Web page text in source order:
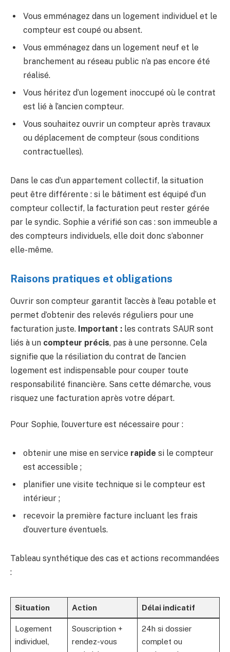
Vous emménagez dans un logement individuel et le
compteur est coupé ou absent.
Vous emménagez dans un logement neuf et le
branchement au réseau public n’a pas encore été
réalisé.
Vous héritez d’un logement inoccupé où le contrat
est lié à l’ancien compteur.
Vous souhaitez ouvrir un compteur après travaux
ou déplacement de compteur (sous conditions
contractuelles).
Dans le cas d’un appartement collectif, la situation
peut être différente : si le bâtiment est équipé d’un
compteur collectif, la facturation peut rester gérée
par le syndic. Sophie a vérifié son cas : son immeuble a
des compteurs individuels, elle doit donc s’abonner
elle-même.
Raisons pratiques et obligations
Ouvrir son compteur garantit l’accès à l’eau potable et
permet d’obtenir des relevés réguliers pour une
facturation juste. Important : les contrats SAUR sont
liés à un compteur précis, pas à une personne. Cela
signifie que la résiliation du contrat de l’ancien
logement est indispensable pour couper toute
responsabilité financière. Sans cette démarche, vous
risquez une facturation après votre départ.
Pour Sophie, l’ouverture est nécessaire pour :
obtenir une mise en service rapide si le compteur
est accessible ;
planifier une visite technique si le compteur est
intérieur ;
recevoir la première facture incluant les frais
d’ouverture éventuels.
Tableau synthétique des cas et actions recommandées
:
Situation Action Délai indicatif
Logement
individuel,
Souscription +
rendez-vous
24h si dossier
complet ou